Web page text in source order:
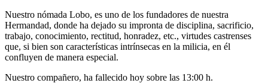
Nuestro nómada Lobo, es uno de los fundadores de nuestra
Hermandad, donde ha dejado su impronta de disciplina, sacrificio,
trabajo, conocimiento, rectitud, honradez, etc., virtudes castrenses
que, si bien son características intrínsecas en la milicia, en él
confluyen de manera especial.
Nuestro compañero, ha fallecido hoy sobre las 13:00 h.